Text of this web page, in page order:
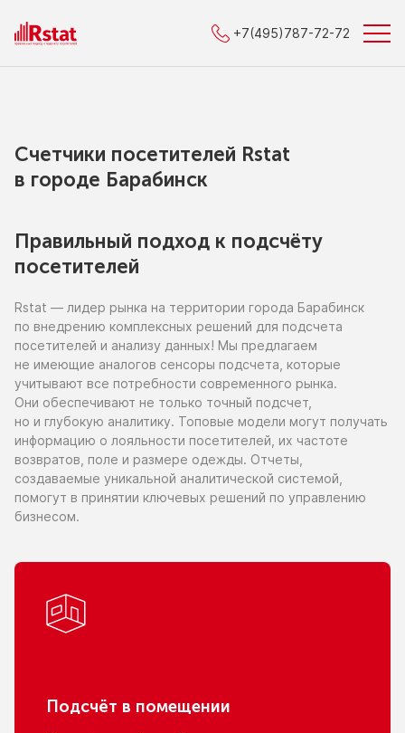
+7(495)787-72-72
Счетчики посетителей Rstat
в городe Барабинск
Правильный подход к подсчёту
посетителей
Rstat — лидер рынка на территории города Барабинск
по внедрению комплексных решений для подсчета
посетителей и анализу данных! Мы предлагаем
не имеющие аналогов сенсоры подсчета, которые
учитывают все потребности современного рынка.
Они обеспечивают не только точный подсчет,
но и глубокую аналитику. Топовые модели могут получать
информацию о лояльности посетителей, их частоте
возвратов, поле и размере одежды. Отчеты,
создаваемые уникальной аналитической системой,
помогут в принятии ключевых решений по управлению
бизнесом.
Подсчёт в помещении